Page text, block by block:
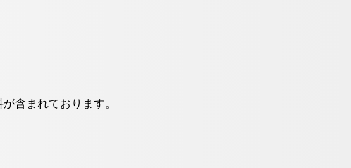
含まれております。